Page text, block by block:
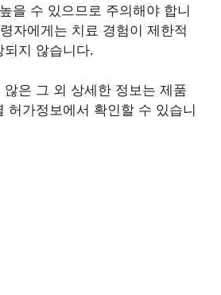
을 수 있으므로 주의해야 합니
자에게는 치료 경험이 제한적
되지 않습니다.
은 그 외 상세한 정보는 제품
허가정보에서 확인할 수 있습니